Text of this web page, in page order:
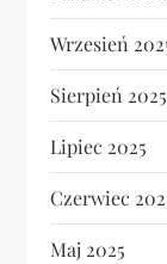
Wrzesień
Sierpień 2025
Lipiec 2025
Czerwiec
Maj 2025